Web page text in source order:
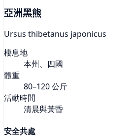
亞洲黑熊
Ursus thibetanus japonicus
棲息地
本州、四國
體重
80–120 公斤
活動時間
清晨與黃昏
安全共處